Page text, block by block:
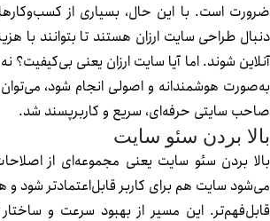
است. با این حال، بسیاری از کسب‌وکارهای
طراحی سایت ارزان هستند تا بتوانند با
شوند. اما آیا سایت ارزان یعنی بی‌کیفیت؟ نه
هوشمندانه و اصولی انجام شود، می‌توان
سایتی حرفه‌ای، سریع و کاربرپسند شد.
بردن سئو سایت
بردن سئو سایت یعنی مجموعه‌ای از
سایت هم برای کاربر قابل‌اعتمادتر شود و
این مسیر از بهبود سرعت و